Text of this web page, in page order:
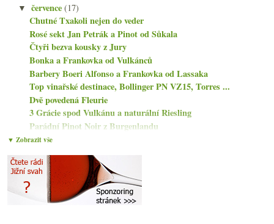
▼července(17)
Chutné Txakoli nejen do veder
Rosé sekt Jan Petrák a Pinot od Sůkala
Čtyři bezva kousky z Jury
Bonka a Frankovka od Vulkánců
Barbery Boeri Alfonso a Frankovka od Lassaka
Top vinařské destinace, Bollinger PN VZ15, Torres ...
Dvě povedená Fleurie
3 Grácie spod Vulkánu a naturální Riesling
Parádní Pinot Noir z Burgenlandu
Naturální Müller a encyklopedický Veltliner
Ovocná silná Garnatxa a elegantní cava
Červené z Rías Baixas? Rozhodně ano!
Rodinná rezerva z Bodegas Argüeso
Fajn Xarel·lo a výtečné Albariño
Čtyřikrát velmi chutně z Moravy
▼ Zobrazit vše